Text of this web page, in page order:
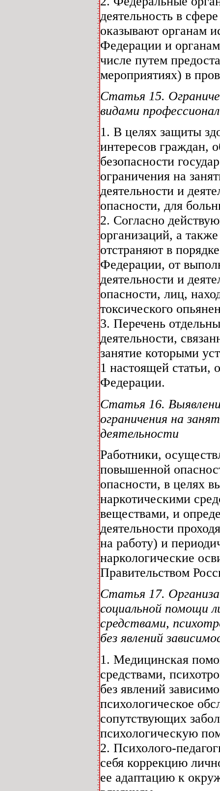
деятельность в
оказывают органам
Федерации и
числе путем
мероприятиях) в
Статья 15.
видами
1. В целях защиты
интересов граждан,
безопасности
ограничения на
деятельности и
опасности, для
2. Согласно
организаций, а
отстраняют в
Федерации, от
деятельности и
опасности, лиц,
токсического
3. Перечень
деятельности,
занятие которыми
1 настоящей статьи,
Федерации.
Статья 16.
ограничения на
деятельности
Работники,
повышенной
опасности, в целях
наркотическими
веществами, и
деятельности
на работу) и
наркологические
Правительством
Статья 17.
социальной помощи
средствами,
без явлений
1. Медицинская
средствами,
без явлений
психологическое
сопутствующих
психологическую
2. Психолого-
себя коррекцию
ее адаптацию к